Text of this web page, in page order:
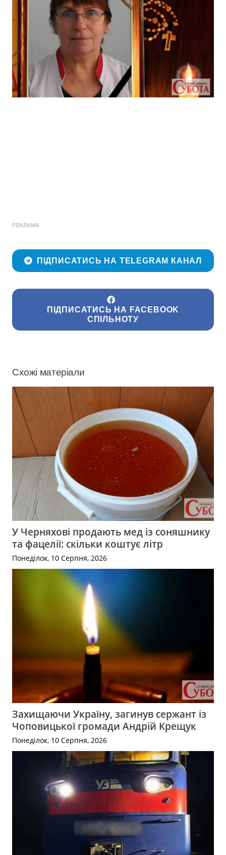
РЕКЛАМА
ПІДПИСАТИСЬ НА TELEGRAM КАНАЛ
ПІДПИСАТИСЬ НА FACEBOOK
СПІЛЬНОТУ
Схожі матеріали
У Черняхові продають мед із соняшнику
та фацелії: скільки коштує літр
Понеділок, 10 Серпня, 2026
Захищаючи Україну, загинув сержант із
Чоповицької громади Андрій Крещук
Понеділок, 10 Серпня, 2026